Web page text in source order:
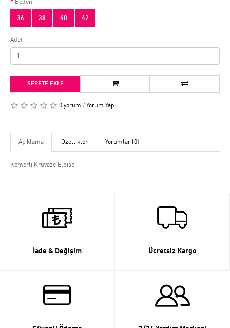
36 38 40 42
Adet
SEPETE EKLE
0 yorum / Yorum Yap
Açıklama Özellikler Yorumlar (0)
Kemerli Kruvaze Elbise
İade & Değişim Ücretsiz Kargo